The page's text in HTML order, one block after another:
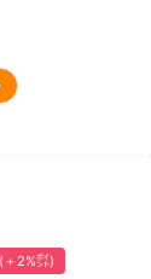
＋2%㌽)